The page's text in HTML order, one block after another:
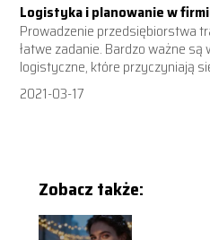
Logistyka i planowanie w
Prowadzenie przedsiębiorstwa
łatwe zadanie. Bardzo ważne
logistyczne, które przyczyniają
2021-03-17
Zobacz także: